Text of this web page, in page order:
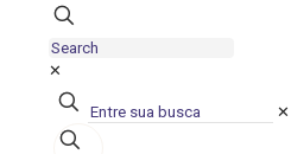
✕
✕